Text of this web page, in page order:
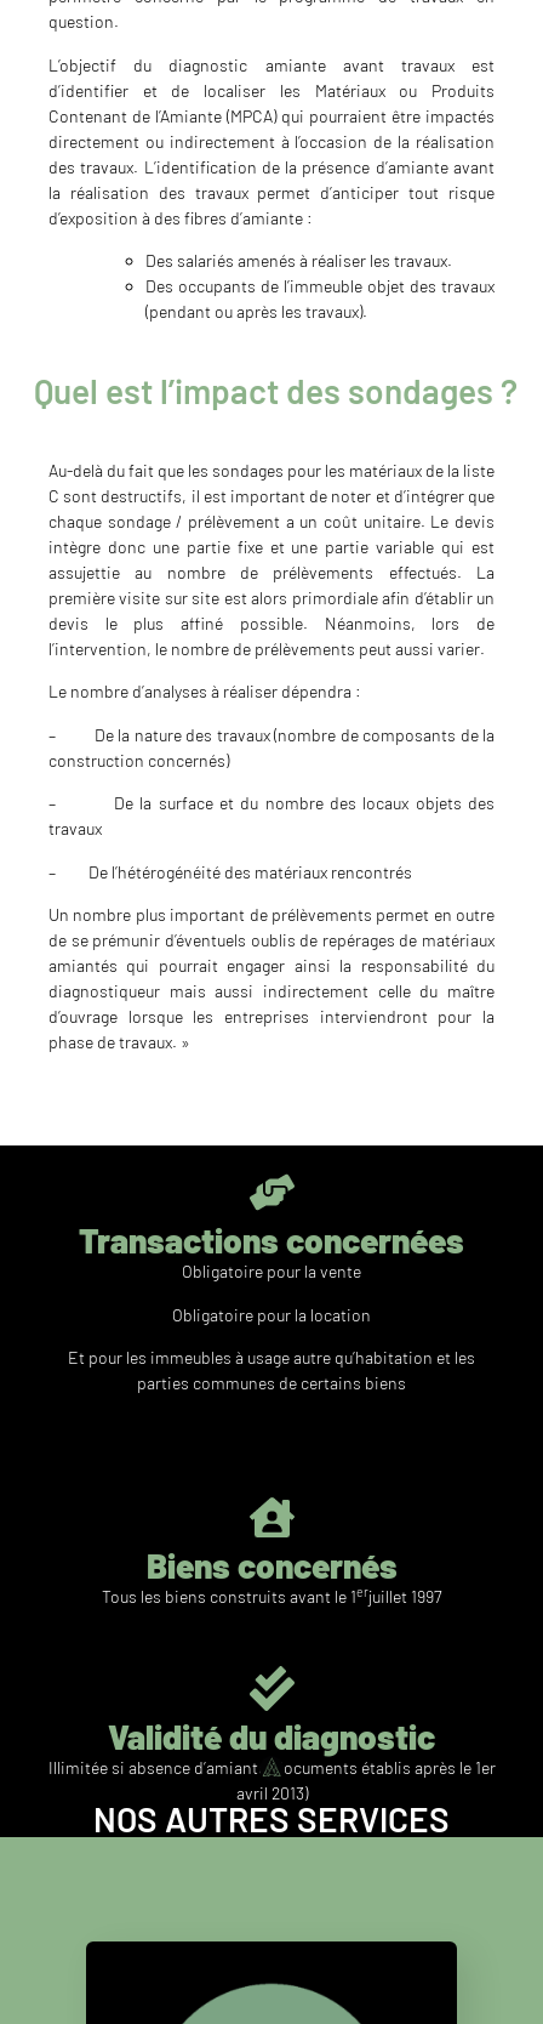
question.
L’objectif du diagnostic amiante avant travaux est
d’identifier et de localiser les Matériaux ou Produits
Contenant de l’Amiante (MPCA) qui pourraient être impactés
directement ou indirectement à l’occasion de la réalisation
des travaux. L’identification de la présence d’amiante avant
la réalisation des travaux permet d’anticiper tout risque
d’exposition à des fibres d’amiante :
Des salariés amenés à réaliser les travaux.
Des occupants de l’immeuble objet des travaux
(pendant ou après les travaux).
Quel est l’impact des sondages ?
Au-delà du fait que les sondages pour les matériaux de la liste
C sont destructifs, il est important de noter et d’intégrer que
chaque sondage / prélèvement a un coût unitaire. Le devis
intègre donc une partie fixe et une partie variable qui est
assujettie au nombre de prélèvements effectués. La
première visite sur site est alors primordiale afin d’établir un
devis le plus affiné possible. Néanmoins, lors de
l’intervention, le nombre de prélèvements peut aussi varier.
Le nombre d’analyses à réaliser dépendra :
– De la nature des travaux (nombre de composants de la
construction concernés)
– De la surface et du nombre des locaux objets des
travaux
– De l’hétérogénéité des matériaux rencontrés
Un nombre plus important de prélèvements permet en outre
de se prémunir d’éventuels oublis de repérages de matériaux
amiantés qui pourrait engager ainsi la responsabilité du
diagnostiqueur mais aussi indirectement celle du maître
d’ouvrage lorsque les entreprises interviendront pour la
phase de travaux. »
Transactions concernées
Obligatoire pour la vente
Obligatoire pour la location
Et pour les immeubles à usage autre qu’habitation et les
parties communes de certains biens
Biens concernés
Tous les biens construits avant le 1erjuillet 1997
Validité du diagnostic
Illimitée si absence d’amiante (documents établis après le 1er
avril 2013)
NOS AUTRES SERVICES